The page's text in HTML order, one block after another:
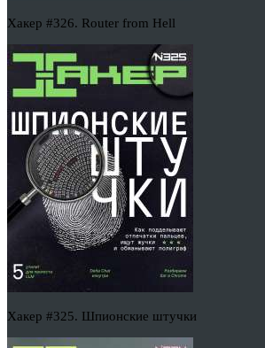
Хакер #326. Router from Hell
Хакер #325. Шпионские штучки